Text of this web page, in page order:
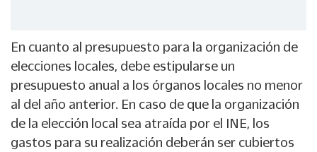
En cuanto al presupuesto para la organización de
elecciones locales, debe estipularse un
presupuesto anual a los órganos locales no menor
al del año anterior. En caso de que la organización
de la elección local sea atraída por el INE, los
gastos para su realización deberán ser cubiertos